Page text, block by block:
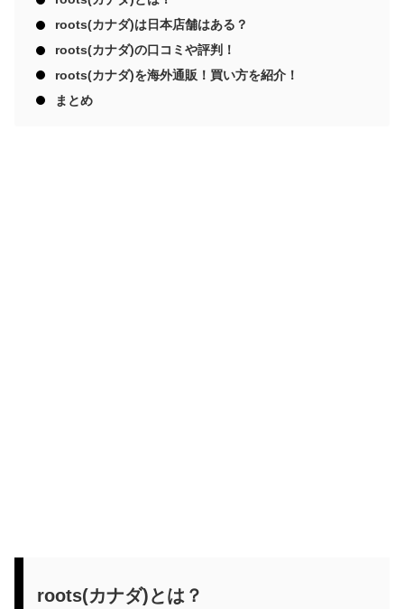
roots(カナダ)は日本店舗はある？
roots(カナダ)の口コミや評判！
roots(カナダ)を海外通販！買い方を紹介！
まとめ
roots(カナダ)とは？